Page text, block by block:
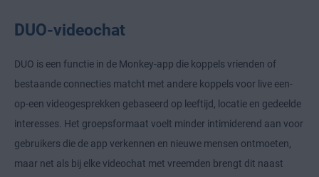
DUO-videochat
DUO is een functie in de Monkey-app die koppels vrienden of
bestaande connecties matcht met andere koppels voor live een-
op-een videogesprekken gebaseerd op leeftijd, locatie en gedeelde
interesses. Het groepsformaat voelt minder intimiderend aan voor
gebruikers die de app verkennen en nieuwe mensen ontmoeten,
maar net als bij elke videochat met vreemden brengt dit naast